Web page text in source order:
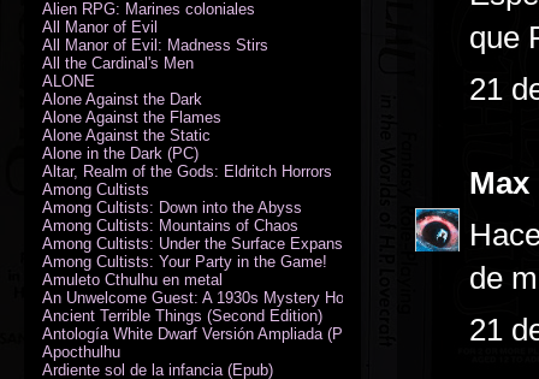
que
21
Max
de
21
Alien RPG: Marines coloniales
All Manor of Evil
All Manor of Evil: Madness Stirs
All the Cardinal's Men
ALONE
Alone Against the Dark
Alone Against the Flames
Alone Against the Static
Alone in the Dark (PC)
Altar, Realm of the Gods: Eldritch Horrors
Among Cultists
Among Cultists: Down into the Abyss
Among Cultists: Mountains of Chaos
Among Cultists: Under the Surface Expansion
Among Cultists: Your Party in the Game!
Amuleto Cthulhu en metal
An Unwelcome Guest: A 1930s Mystery Horror Adventure RPG
Ancient Terrible Things (Second Edition)
Antología White Dwarf Versión Ampliada (PDF)
Apocthulhu
Ardiente sol de la infancia (Epub)